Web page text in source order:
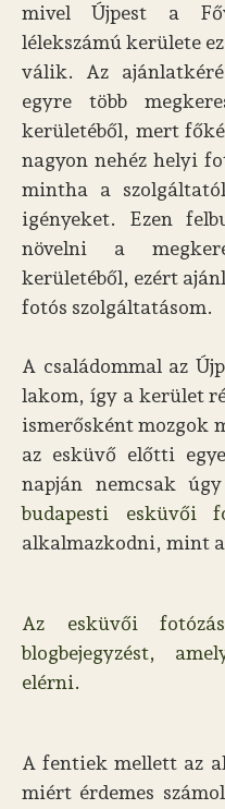
mivel Újpest a
lélekszámú kerülete
válik. Az
egyre több
kerületéből, mert
nagyon nehéz helyi
mintha a
igényeket. Ezen
növelni a
kerületéből, ezért
fotós szolgáltatásom.
A családommal az
lakom, így a kerület
ismerősként mozgok
az esküvő előtti
napján nemcsak
budapesti esküvői
alkalmazkodni, mint
Az esküvői
blogbejegyzést,
elérni.
A fentiek mellett az
miért érdemes